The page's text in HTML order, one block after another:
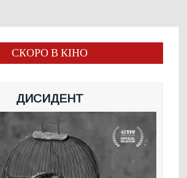
СКОРО В КІНО
ДИСИДЕНТ